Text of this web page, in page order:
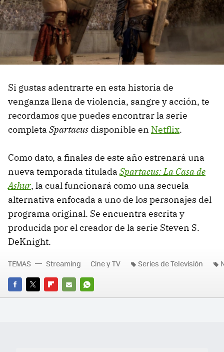
Si gustas adentrarte en esta historia de
venganza llena de violencia, sangre y acción, te
recordamos que puedes encontrar la serie
completa Spartacus disponible en Netflix.
Como dato, a finales de este año estrenará una
nueva temporada titulada Spartacus: La Casa de
Ashur, la cual funcionará como una secuela
alternativa enfocada a uno de los personajes del
programa original. Se encuentra escrita y
producida por el creador de la serie Steven S.
DeKnight.
FACEBOOK
TWITTERFLIPBOARD
E-
WHATSAPP
TEMAS Streaming Cine y TV Series de Televisión